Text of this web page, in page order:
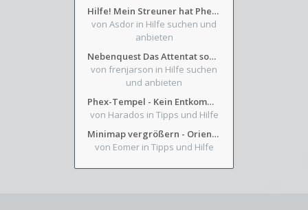
Hilfe! Mein Streuner hat Phexens Gunst verloren...
von Asdor in Hilfe suchen und
anbieten
Nebenquest Das Attentat sowie Beilunker Reiter und zwei kleine Ausrüstungsfragen
von frenjarson in Hilfe suchen
und anbieten
Phex-Tempel - Kein Entkommen aus Weinkeller/Bibliothek Trakt
von Harados in Tipps und Hilfe
Minimap vergrößern - Orientierung in Blutzinnen
von Eomer in Tipps und Hilfe